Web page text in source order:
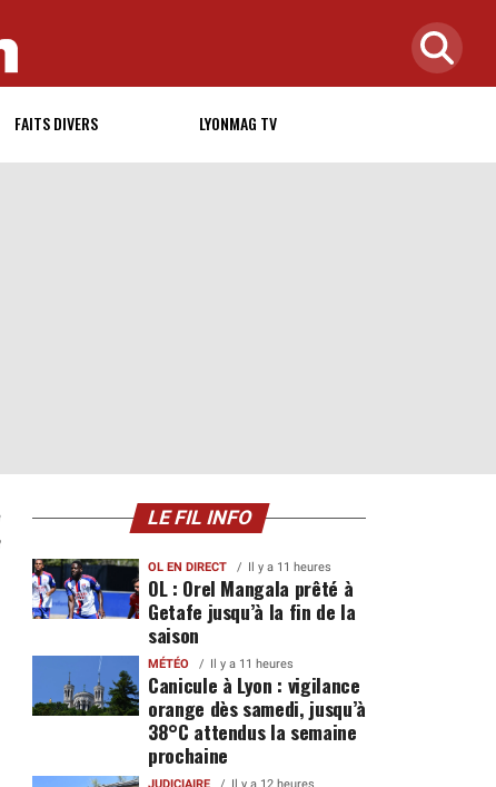
FAITS DIVERS LYONMAG TV
LE FIL INFO
OL EN DIRECT Il y a 11 heures
OL : Orel Mangala prêté à
Getafe jusqu’à la fin de la
saison
MÉTÉO Il y a 11 heures
Canicule à Lyon : vigilance
orange dès samedi, jusqu’à
38°C attendus la semaine
prochaine